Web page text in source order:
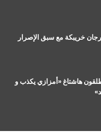
خريبكة مع سبق الإصرار
هاشتاغ «أمزازي يكذب و